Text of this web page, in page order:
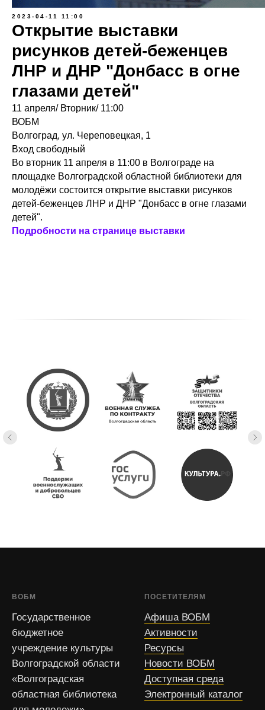
2023-04-11 11:00
Открытие выставки
рисунков детей-беженцев
ЛНР и ДНР "Донбасс в огне
глазами детей"
11 апреля/ Вторник/ 11:00
ВОБМ
Волгоград, ул. Череповецкая, 1
Вход свободный
Во вторник 11 апреля в 11:00 в Волгограде на
площадке Волгоградской областной библиотеки для
молодёжи состоится открытие выставки рисунков
детей-беженцев ЛНР и ДНР "Донбасс в огне глазами
детей".
Подробности на странице выставки
ВОБМ
Государственное
бюджетное
учреждение культуры
Волгоградской области
«Волгоградская
областная библиотека
ПОСЕТИТЕЛЯМ
Афиша ВОБМ
Активности
Ресурсы
Новости ВОБМ
Доступная среда
Электронный каталог